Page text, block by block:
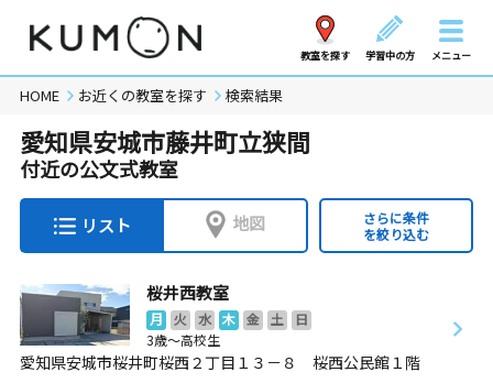
教室を探す 学習中の方 メニュー
HOME お近くの教室を探す 検索結果
愛知県安城市藤井町立狭間
付近の公文式教室
リスト 地図
さらに条件
を絞り込む
桜井西教室
月 火 水 木 金 土
日
3歳～高校生
愛知県安城市桜井町桜西２丁目１３－８ 桜西公民館１階